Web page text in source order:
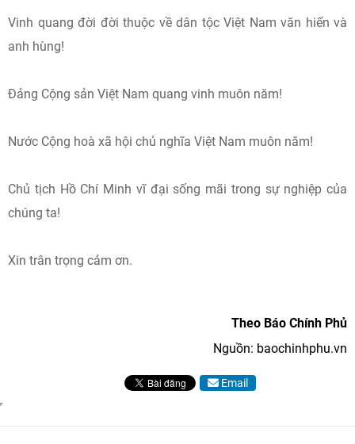
Vinh quang đời đời thuộc về dân tộc Việt Nam văn hiến và
anh hùng!
Đảng Cộng sản Việt Nam quang vinh muôn năm!
Nước Cộng hoà xã hội chủ nghĩa Việt Nam muôn năm!
Chủ tịch Hồ Chí Minh vĩ đại sống mãi trong sự nghiệp của
chúng ta!
Xin trân trọng cảm ơn.
Theo Báo Chính Phủ
Nguồn: baochinhphu.vn
Email